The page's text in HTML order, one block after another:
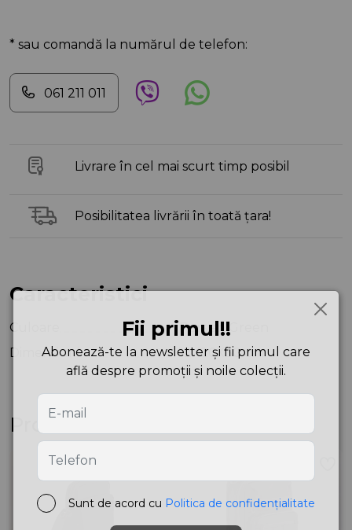
* sau comandă la numărul de telefon:
061 211 011
Livrare în cel mai scurt timp posibil
Posibilitatea livrării în toată țara!
Caracteristici
Culoare
Persian Green
Dimensiuni
12X20X30 cm
Produse asemănătoare
Fii primul!!
Abonează-te la newsletter și fii primul care
află despre promoții și noile colecții.
Sunt de acord cu Politica de confidențialitate